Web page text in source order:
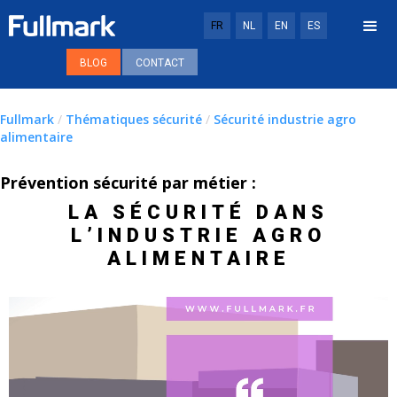
FR NL EN ES
BLOG CONTACT
Fullmark / Thématiques sécurité / Sécurité industrie agro
alimentaire
Prévention sécurité par métier :
LA SÉCURITÉ DANS
L’INDUSTRIE AGRO
ALIMENTAIRE